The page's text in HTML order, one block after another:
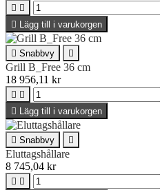
 
 Lägg till i varukorgen
 Snabbvy 
Grill B_Free 36 cm
18 956,11 kr
 
 Lägg till i varukorgen
 Snabbvy 
Eluttagshållare
8 745,04 kr
 